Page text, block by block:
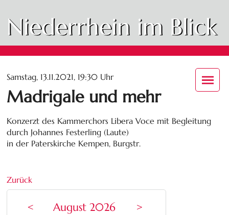
Niederrhein im Blick
Samstag, 13.11.2021, 19:30 Uhr
Madrigale und mehr
Konzerzt des Kammerchors Libera Voce mit Begleitung
durch Johannes Festerling (Laute)
in der Paterskirche Kempen, Burgstr.
Zurück
< August 2026 >